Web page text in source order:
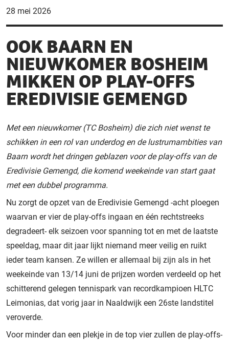
28 mei 2026
OOK BAARN EN
NIEUWKOMER BOSHEIM
MIKKEN OP PLAY-OFFS
EREDIVISIE GEMENGD
Met een nieuwkomer (TC Bosheim) die zich niet wenst te
schikken in een rol van underdog en de lustrumambities van
Baarn wordt het dringen geblazen voor de play-offs van de
Eredivisie Gemengd, die komend weekeinde van start gaat
met een dubbel programma.
Nu zorgt de opzet van de Eredivisie Gemengd -acht ploegen
waarvan er vier de play-offs ingaan en één rechtstreeks
degradeert- elk seizoen voor spanning tot en met de laatste
speeldag, maar dit jaar lijkt niemand meer veilig en ruikt
ieder team kansen. Ze willen er allemaal bij zijn als in het
weekeinde van 13/14 juni de prijzen worden verdeeld op het
schitterend gelegen tennispark van recordkampioen HLTC
Leimonias, dat vorig jaar in Naaldwijk een 26ste landstitel
veroverde.
Voor minder dan een plekje in de top vier zullen de play-offs-